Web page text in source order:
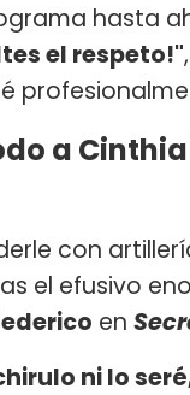
hasta
el respeto!"
a
con
el efusivo
en
ni lo